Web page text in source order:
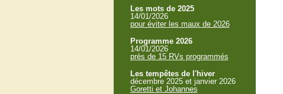
Les mots de 2025
14/01/2026
pour éviter les maux de 2026
Programme 2026
14/01/2026
près de 15 RVs programmés
Les tempêtes de l'hiver
décembre 2025 et janvier 2026
Goretti et Johannes